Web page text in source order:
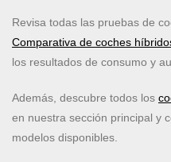
Revisa todas las pruebas de
Comparativa de coches
los resultados de consumo y
Además, descubre todos los
en nuestra sección principal y
modelos disponibles.